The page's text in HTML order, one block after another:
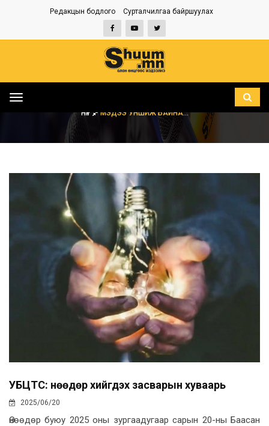
Редакцын бодлого Сурталчилгаа байршуулах
Toggle
НҮҮР МЭДЭЭ УНШИЖ БАЙНА...
УБЦТС: Өнөөдөр хийгдэх засварын хуваарь
2025/06/20
Өнөөдөр буюу 2025 оны зургаадугаар сарын 20-ны Баасан